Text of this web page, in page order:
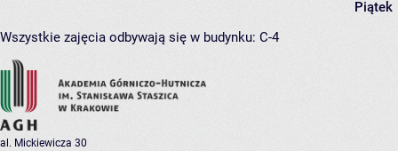
Piątek
Wszystkie zajęcia odbywają się w budynku: C-4
al. Mickiewicza 30